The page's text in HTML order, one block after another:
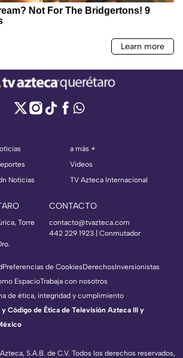
Noticias
a más +
Videos
TV Azteca Internacional
Torre
CONTACTO
contacto@tvazteca.com
442 229 1923 | Conmutador
S.A.B. de C.V. Todos los derechos reservados,
Preferencias de CookiesDerechosInversionistas
EspacioTrabaja con nosotros
de ética, integridad y cumplimiento
Código de Ética de Televisión Azteca III y